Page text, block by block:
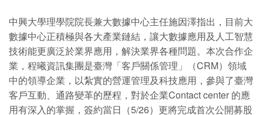
中興大學理學院院長兼大數據中心主任施因澤指出，目前大
數據中心正積極與各大產業鏈結，讓大數據應用及人工智慧
技術能更廣泛於業界應用，解決業界各種問題。本次合作企
業，程曦資訊集團是臺灣「客戶關係管理」（CRM）領域
中的領導企業，以紮實的營運管理及科技應用，參與了臺灣
客戶互動、通路變革的歷程，對於企業Contact center 的應
用有深入的掌握，簽約當日（5/26）更將完成首次公開募股